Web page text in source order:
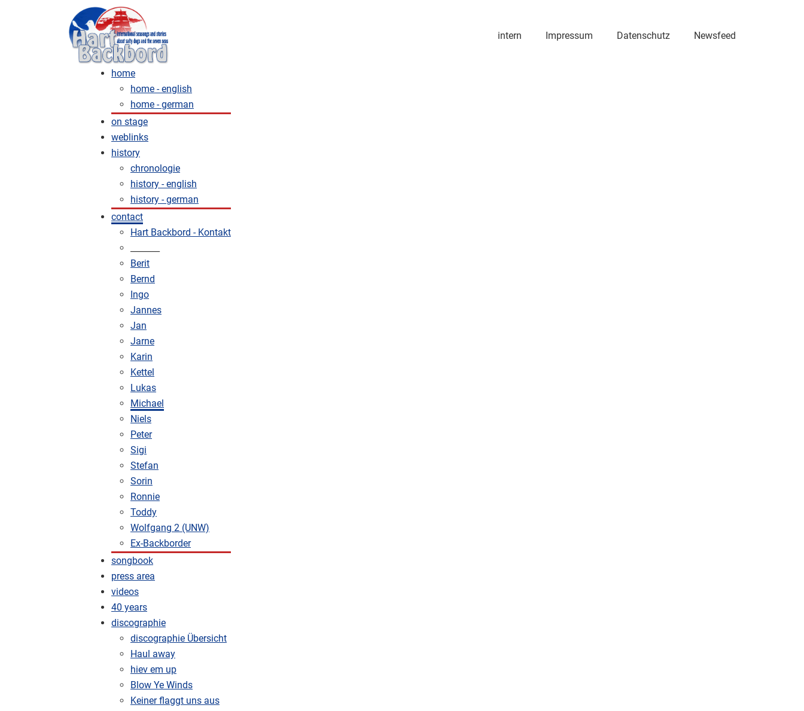
intern Impressum Datenschutz Newsfeed
home
home - english
home - german
on stage
weblinks
history
chronologie
history - english
history - german
contact
Hart Backbord - Kontakt
Berit
Bernd
Ingo
Jannes
Jan
Jarne
Karin
Kettel
Lukas
Michael
Niels
Peter
Sigi
Stefan
Sorin
Ronnie
Toddy
Wolfgang 2 (UNW)
Ex-Backborder
songbook
press area
videos
40 years
discographie
discographie Übersicht
Haul away
hiev em up
Blow Ye Winds
Keiner flaggt uns aus